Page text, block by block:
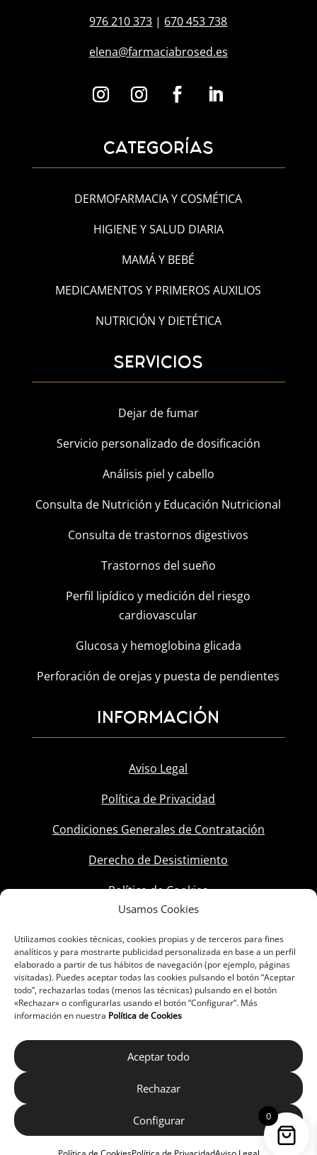
Usamos Cookies
Utilizamos cookies técnicas, cookies propias y de terceros para fines
analíticos y para mostrarte publicidad personalizada en base a un perfil
elaborado a partir de tus hábitos de navegación (por ejemplo, páginas
visitadas). Puedes aceptar todas las cookies pulsando el botón “Aceptar
todo”, rechazarlas todas (menos las técnicas) pulsando en el botón
«Rechazar» o configurarlas usando el botón “Configurar”. Más
información en nuestra Política de Cookies
Aceptar todo
Rechazar
Configurar
976 210 373 | 670 453 738
elena@farmaciabrosed.es
CATEGORÍAS
DERMOFARMACIA Y COSMÉTICA
HIGIENE Y SALUD DIARIA
MAMÁ Y BEBÉ
MEDICAMENTOS Y PRIMEROS AUXILIOS
NUTRICIÓN Y DIETÉTICA
SERVICIOS
Dejar de fumar
Servicio personalizado de dosificación
Análisis piel y cabello
Consulta de Nutrición y Educación Nutricional
Consulta de trastornos digestivos
Trastornos del sueño
Perfil lipídico y medición del riesgo
cardiovascular
Glucosa y hemoglobina glicada
Perforación de orejas y puesta de pendientes
INFORMACIÓN
Aviso Legal
Política de Privacidad
Condiciones Generales de Contratación
Derecho de Desistimiento
Política de Cookies
0